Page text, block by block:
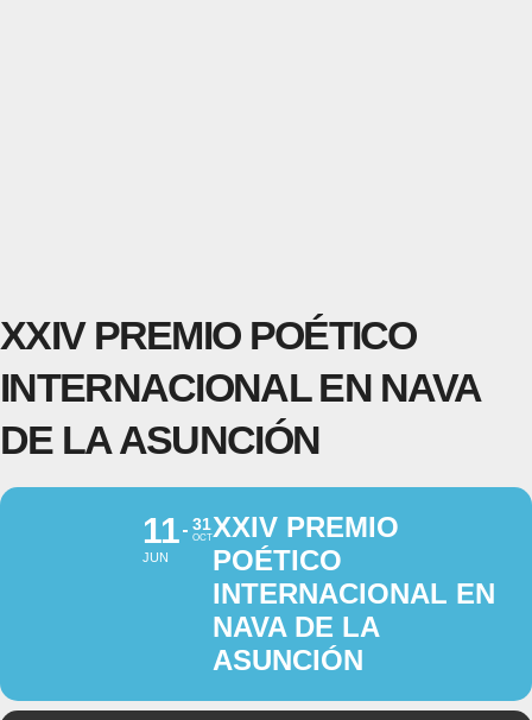
XXIV PREMIO POÉTICO
INTERNACIONAL EN NAVA
DE LA ASUNCIÓN
11
JUN
31
OCTXXIV PREMIO
POÉTICO
INTERNACIONAL EN
NAVA DE LA
ASUNCIÓN